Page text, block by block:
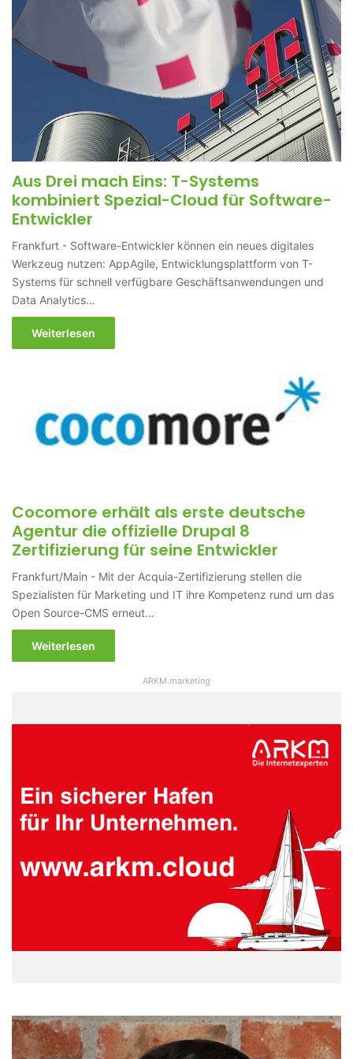
Aus Drei mach Eins: T-Systems
kombiniert Spezial-Cloud für Software-
Entwickler
Frankfurt - Software-Entwickler können ein neues digitales
Werkzeug nutzen: AppAgile, Entwicklungsplattform von T-
Systems für schnell verfügbare Geschäftsanwendungen und
Data Analytics…
Weiterlesen
Cocomore erhält als erste deutsche
Agentur die offizielle Drupal 8
Zertifizierung für seine Entwickler
Frankfurt/Main - Mit der Acquia-Zertifizierung stellen die
Spezialisten für Marketing und IT ihre Kompetenz rund um das
Open Source-CMS erneut…
Weiterlesen
ARKM.marketing